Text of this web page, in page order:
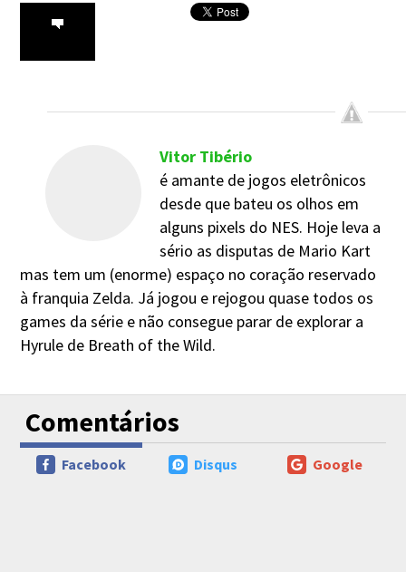
Vitor Tibério
é amante de jogos eletrônicos
desde que bateu os olhos em
alguns pixels do NES. Hoje leva a
sério as disputas de Mario Kart
mas tem um (enorme) espaço no coração reservado
à franquia Zelda. Já jogou e rejogou quase todos os
games da série e não consegue parar de explorar a
Hyrule de Breath of the Wild.
Comentários
Google
Disqus
Facebook